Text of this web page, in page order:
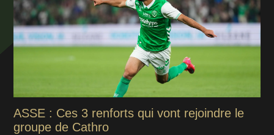
ASSE : Ces 3 renforts qui vont rejoindre le
groupe de Cathro